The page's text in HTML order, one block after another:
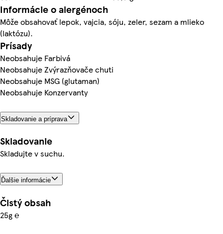
Informácie o alergénoch
Môže obsahovať lepok, vajcia, sóju, zeler, sezam a mlieko
(laktózu).
Prísady
Neobsahuje Farbivá
Neobsahuje Zvýrazňovače chuti
Neobsahuje MSG (glutaman)
Neobsahuje Konzervanty
Skladovanie a príprava
Skladovanie
Skladujte v suchu.
Ďalšie informácie
Čistý obsah
25g ℮